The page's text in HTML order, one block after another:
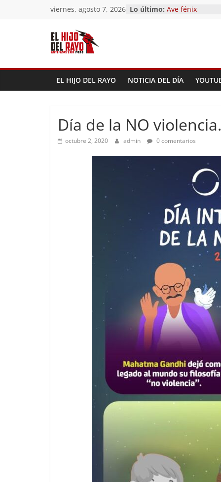
viernes, agosto 7, 2026 Lo último: Ave fénix
EL HIJO DEL RAYO NOTICIA DEL DÍA
Día de la NO violencia.
octubre 2, 2020 admin 0 comentarios